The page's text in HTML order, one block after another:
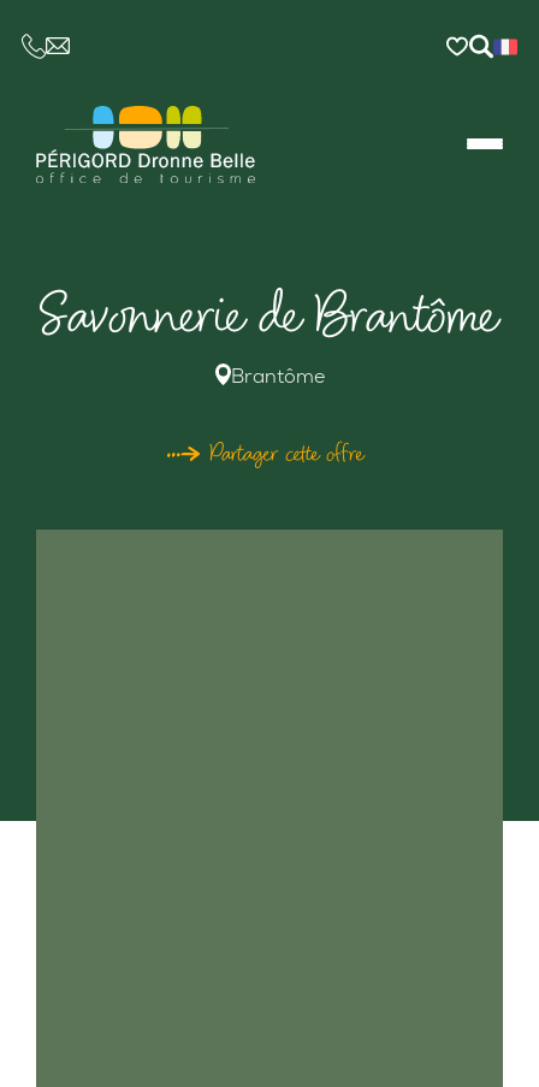
CE LIEN OUVRIRA VOTRE LOGICIEL DE
Savonnerie de Brantôme
Brantôme
Partager cette offre